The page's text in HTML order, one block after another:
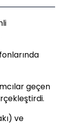
geçen
ve